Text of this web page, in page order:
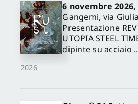
2026
6 novembre
Gangemi, via
Presentazione
UTOPIA STEEL
dipinte su acciaio